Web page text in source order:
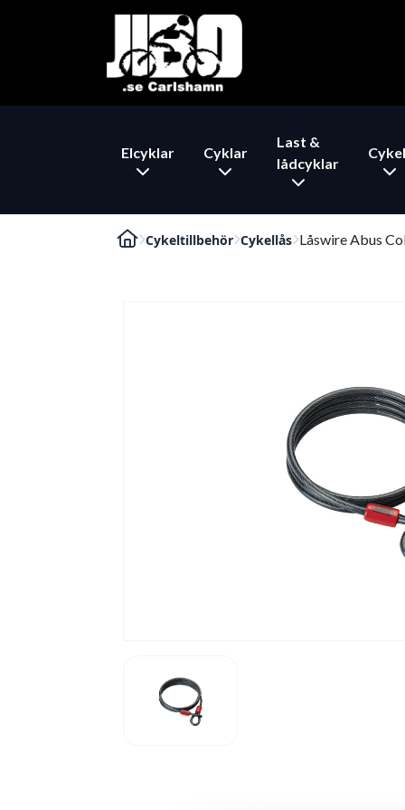
Elcyklar Cyklar
Last &
lådcyklar
Cykeltillbehör Cykellås Låswire Abus